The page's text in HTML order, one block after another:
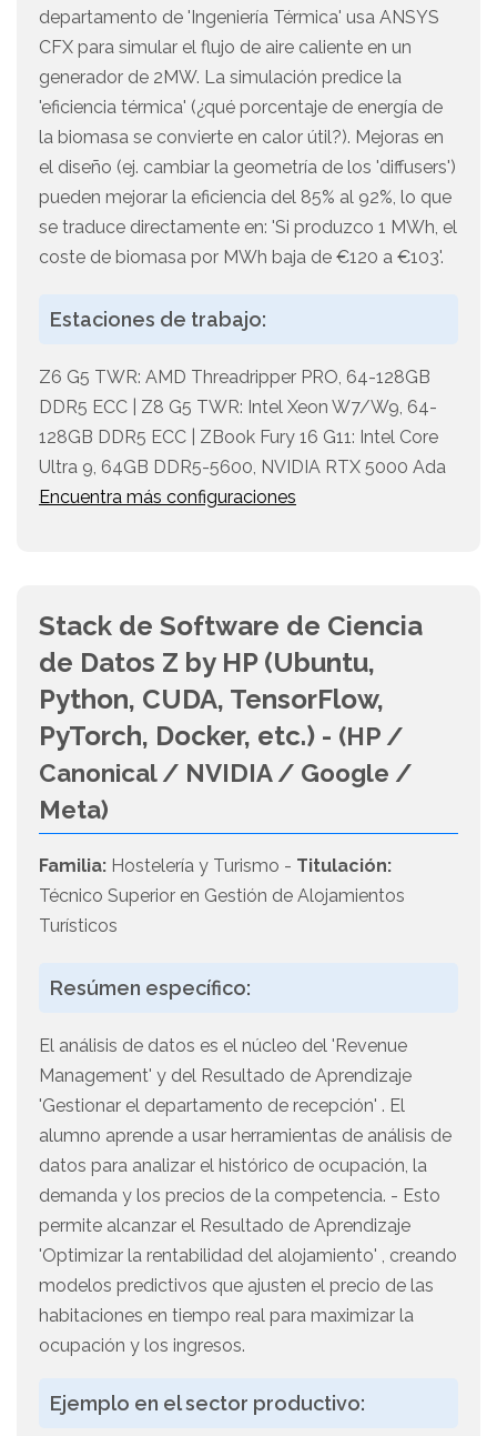
departamento de 'Ingeniería Térmica' usa ANSYS
CFX para simular el flujo de aire caliente en un
generador de 2MW. La simulación predice la
'eficiencia térmica' (¿qué porcentaje de energía de
la biomasa se convierte en calor útil?). Mejoras en
el diseño (ej. cambiar la geometría de los 'diffusers')
pueden mejorar la eficiencia del 85% al 92%, lo que
se traduce directamente en: 'Si produzco 1 MWh, el
coste de biomasa por MWh baja de €120 a €103'.
Estaciones de trabajo:
Z6 G5 TWR: AMD Threadripper PRO, 64-128GB
DDR5 ECC | Z8 G5 TWR: Intel Xeon W7/W9, 64-
128GB DDR5 ECC | ZBook Fury 16 G11: Intel Core
Ultra 9, 64GB DDR5-5600, NVIDIA RTX 5000 Ada
Encuentra más configuraciones
Stack de Software de Ciencia
de Datos Z by HP (Ubuntu,
Python, CUDA, TensorFlow,
PyTorch, Docker, etc.) - (HP /
Canonical / NVIDIA / Google /
Meta)
Familia: Hostelería y Turismo - Titulación:
Técnico Superior en Gestión de Alojamientos
Turísticos
Resúmen específico:
El análisis de datos es el núcleo del 'Revenue
Management' y del Resultado de Aprendizaje
'Gestionar el departamento de recepción' . El
alumno aprende a usar herramientas de análisis de
datos para analizar el histórico de ocupación, la
demanda y los precios de la competencia. - Esto
permite alcanzar el Resultado de Aprendizaje
'Optimizar la rentabilidad del alojamiento' , creando
modelos predictivos que ajusten el precio de las
habitaciones en tiempo real para maximizar la
ocupación y los ingresos.
Ejemplo en el sector productivo: